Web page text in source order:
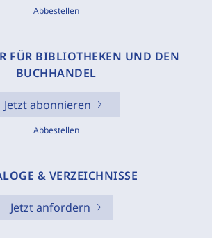
Abbestellen
FÜR BIBLIOTHEKEN UND DEN
BUCHHANDEL
Jetzt abonnieren
Abbestellen
& VERZEICHNISSE
Jetzt anfordern